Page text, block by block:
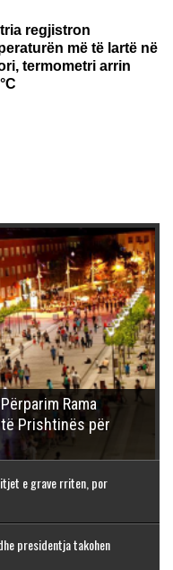
regjistron
më të lartë në
termometri arrin
Rama
Prishtinës për
e grave rriten, por
presidentja takohen